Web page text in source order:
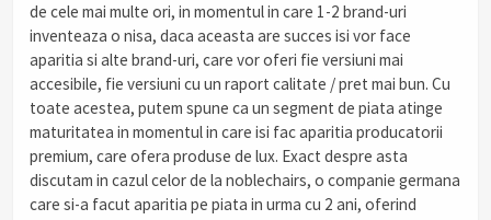
de cele mai multe ori, in momentul in care 1-2 brand-uri
inventeaza o nisa, daca aceasta are succes isi vor face
aparitia si alte brand-uri, care vor oferi fie versiuni mai
accesibile, fie versiuni cu un raport calitate / pret mai bun. Cu
toate acestea, putem spune ca un segment de piata atinge
maturitatea in momentul in care isi fac aparitia producatorii
premium, care ofera produse de lux. Exact despre asta
discutam in cazul celor de la noblechairs, o companie germana
care si-a facut aparitia pe piata in urma cu 2 ani, oferind